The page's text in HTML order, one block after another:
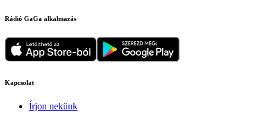
Rádió GaGa alkalmazás
Kapcsolat
Írjon nekünk